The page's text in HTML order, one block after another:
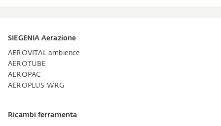
SIEGENIA Aerazione
AEROVITAL ambience
AEROTUBE
AEROPAC
AEROPLUS WRG
Ricambi ferramenta